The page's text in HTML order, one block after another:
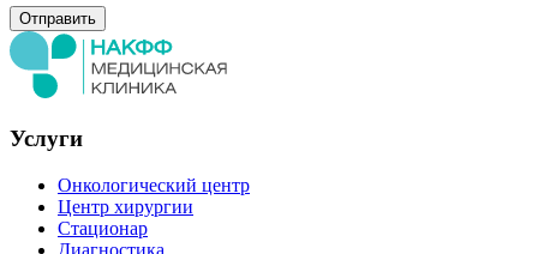
Услуги
Онкологический центр
Центр хирургии
Стационар
Диагностика